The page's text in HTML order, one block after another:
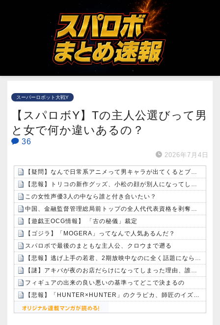
スーパーロボット大戦Y
【スパロボY】Tの主人公選びって男
と女で何か違いあるの？
36
2026年7月4日
【疑問】なんで日常系アニメって男キャラが出てくるとブチ切れられるの？
【悲報】トリコの新作グッズ、小松の顔が別人になってしまうｗｗｗｗ
この女性声優3人の中なら誰と付き合いたい？
中国、金融監督管理総局前トップの全人代代表資格を剥奪…重大な規律違反で！
【遊戯王OCG情報】 「古の秘儀」裁定
【ゴジラ】「MOGERA」ってなんで人気あるんだ？
スパロボで最後のまともな主人公、クロウまで遡る
【悲報】逃げ上手の若君、2期放映中なのに全く話題にならない
【謎】アキバが夜のお店だらけになってしまった理由、誰にも分からないｗｗｗｗ：26/08/08のニュース
フィギュアの出来の良い悪いの基準ってどこで決まるの
【悲報】「HUNTER×HUNTER」のクラピカ、師匠のイズナビに対する態度が本当に酷い！！